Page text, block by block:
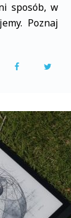
sposób, w
Poznaj
F
e
b
o
o
k
t
t
e
r